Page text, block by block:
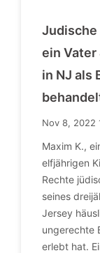
Judische
ein Vater
in NJ als
Nov 8, 2022
Maxim K.,
elfjährigen
Rechte
seines
Jersey
ungerechte
erlebt hat.